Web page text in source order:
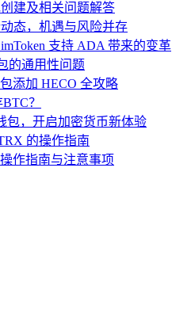
建及相关问题解答
态，机遇与风险并存
支持 ADA 带来的变革
的通用性问题
添加 HECO 全攻略
？
包，开启加密货币新体验
的操作指南
作指南与注意事项